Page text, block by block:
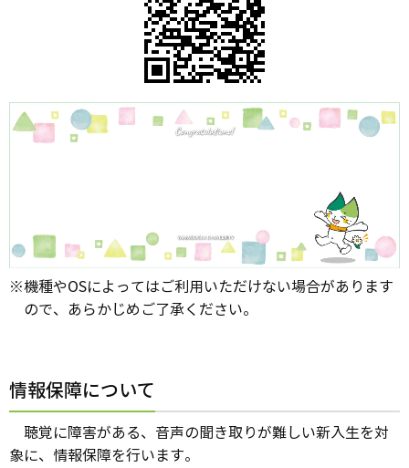
※機種やOSによってはご利用いただけない場合があります
ので、あらかじめご了承ください。
情報保障について
聴覚に障害がある、音声の聞き取りが難しい新入生を対
象に、情報保障を行います。